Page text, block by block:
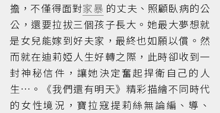
擔，不僅得面對家暴 的丈夫、照顧臥病的公
公，還要拉拔三個孩子長大。她最大夢想就
是女兒能嫁到好夫家，最終也如願以償。然
而就在迪莉婭人生好轉之際，此時卻收到一
封神秘信件，讓她決定奮起捍衛自己的人
生…。《我們還有明天》精彩描繪不同時代
的女性境況，寶拉寇提莉絲無論編、導、